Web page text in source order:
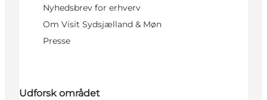
Nyhedsbrev for erhverv
Om Visit Sydsjælland & Møn
Presse
Udforsk området